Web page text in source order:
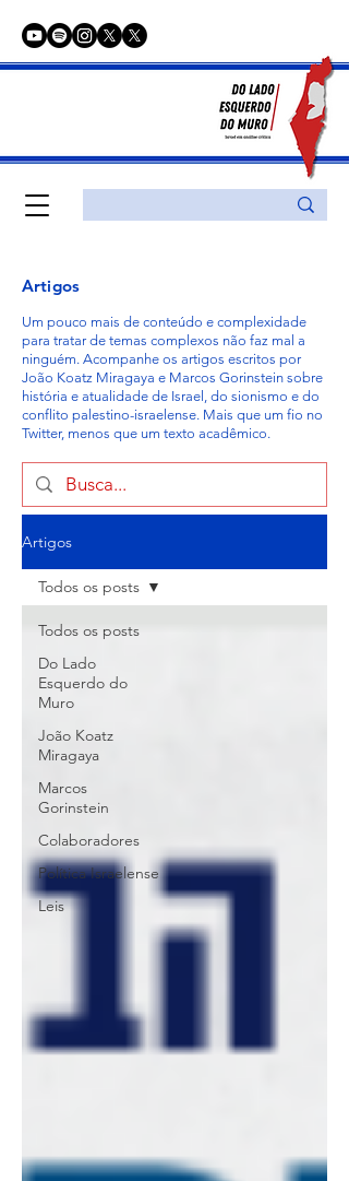
Artigos
Um pouco mais de conteúdo e complexidade
para tratar de temas complexos não faz mal a
ninguém. Acompanhe os artigos escritos por
João Koatz Miragaya e Marcos Gorinstein sobre
história e atualidade de Israel, do sionismo e do
conflito palestino-israelense. Mais que um fio no
Twitter, menos que um texto acadêmico.
Artigos
Todos os posts
Do Lado
Esquerdo do
Muro
João Koatz
Miragaya
Marcos
Gorinstein
Colaboradores
Política Israelense
Leis
Todos os posts